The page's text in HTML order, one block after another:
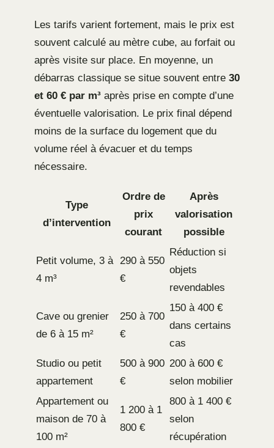
Les tarifs varient fortement, mais le prix est
souvent calculé au mètre cube, au forfait ou
après visite sur place. En moyenne, un
débarras classique se situe souvent entre 30
et 60 € par m³ après prise en compte d’une
éventuelle valorisation. Le prix final dépend
moins de la surface du logement que du
volume réel à évacuer et du temps
nécessaire.
Type
d’intervention
Ordre de
prix
courant
Après
valorisation
possible
Petit volume, 3 à
4 m³
290 à 550
€
Réduction si
objets
revendables
Cave ou grenier
de 6 à 15 m²
250 à 700
€
150 à 400 €
dans certains
cas
Studio ou petit
appartement
500 à 900
€
200 à 600 €
selon mobilier
Appartement ou
maison de 70 à
100 m²
1 200 à 1
800 €
800 à 1 400 €
selon
récupération